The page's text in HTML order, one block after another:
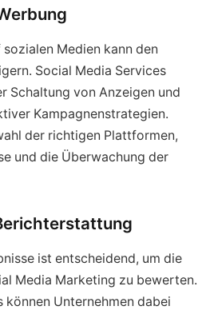
Medien kann den
Social Media Services
Schaltung von Anzeigen und
Kampagnenstrategien.
der richtigen Plattformen,
und die Überwachung der
ist entscheidend, um die
Media Marketing zu bewerten.
können Unternehmen dabei